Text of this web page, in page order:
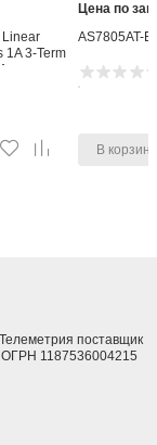
Linear
1A 3-Term
Цена по
AS7805AT-
В корзину
поставщик
ОГРН 1187536004215